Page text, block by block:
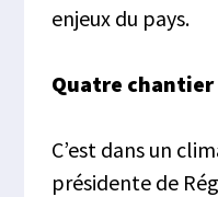
enjeux du pays.
Quatre
C’est dans un
présidente de